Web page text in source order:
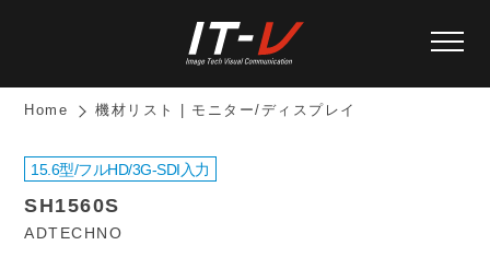
Home 機材リスト | モニター/ディスプレイ
15.6型/フルHD/3G-SDI入力
SH1560S
ADTECHNO